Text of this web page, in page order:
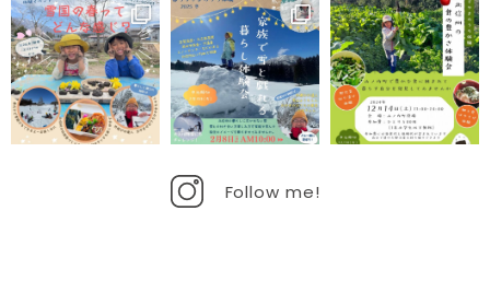
Follow me!